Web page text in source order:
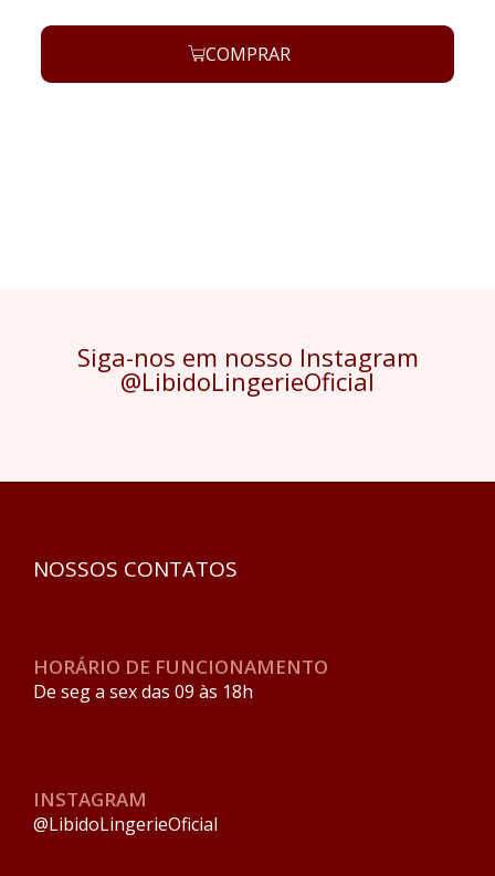
COMPRAR
Siga-nos em nosso Instagram
@LibidoLingerieOficial
NOSSOS CONTATOS
HORÁRIO DE FUNCIONAMENTO
De seg a sex das 09 às 18h
INSTAGRAM
@LibidoLingerieOficial